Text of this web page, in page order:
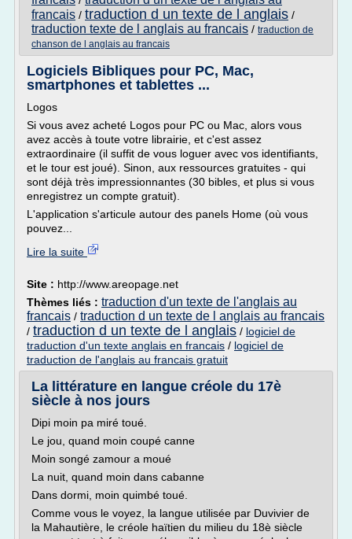
francais / traduction d un texte de l anglais /
traduction texte de l anglais au francais / traduction de
chanson de l anglais au francais
Logiciels Bibliques pour PC, Mac,
smartphones et tablettes ...
Logos
Si vous avez acheté Logos pour PC ou Mac, alors vous
avez accès à toute votre librairie, et c'est assez
extraordinaire (il suffit de vous loguer avec vos identifiants,
et le tour est joué). Sinon, aux ressources gratuites - qui
sont déjà très impressionnantes (30 bibles, et plus si vous
enregistrez un compte gratuit).
L'application s'articule autour des panels Home (où vous
pouvez...
Lire la suite
Site : http://www.areopage.net
Thèmes liés : traduction d'un texte de l'anglais au
francais / traduction d un texte de l anglais au francais
/ traduction d un texte de l anglais / logiciel de
traduction d'un texte anglais en francais / logiciel de
traduction de l'anglais au francais gratuit
La littérature en langue créole du 17è
siècle à nos jours
Dipi moin pa miré toué.
Le jou, quand moin coupé canne
Moin songé zamour a moué
La nuit, quand moin dans cabanne
Dans dormi, moin quimbé toué.
Comme vous le voyez, la langue utilisée par Duvivier de
la Mahautière, le créole haïtien du milieu du 18è siècle